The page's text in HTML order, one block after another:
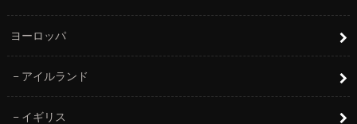
ヨーロッパ
アイルランド
イギリス